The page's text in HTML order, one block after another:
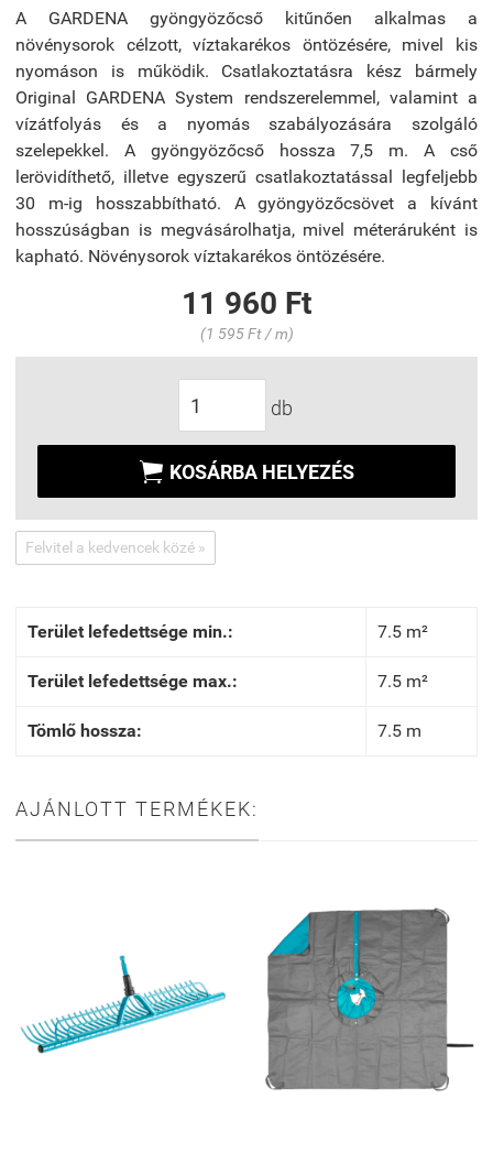
A GARDENA gyöngyözőcső kitűnően alkalmas a
növénysorok célzott, víztakarékos öntözésére, mivel kis
nyomáson is működik. Csatlakoztatásra kész bármely
Original GARDENA System rendszerelemmel, valamint a
vízátfolyás és a nyomás szabályozására szolgáló
szelepekkel. A gyöngyözőcső hossza 7,5 m. A cső
lerövidíthető, illetve egyszerű csatlakoztatással legfeljebb
30 m-ig hosszabbítható. A gyöngyözőcsövet a kívánt
hosszúságban is megvásárolhatja, mivel méteráruként is
kapható. Növénysorok víztakarékos öntözésére.
11 960 Ft
(1 595 Ft / m)
db
 KOSÁRBA HELYEZÉS
Felvitel a kedvencek közé »
Terület lefedettsége min.: 7.5 m²
Terület lefedettsége max.: 7.5 m²
Tömlő hossza: 7.5 m
AJÁNLOTT TERMÉKEK: